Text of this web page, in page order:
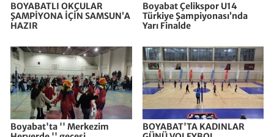
BOYABATLI OKÇULAR
ŞAMPİYONA İÇİN SAMSUN’A
HAZIR
Boyabat Çelikspor U14
Türkiye Şampiyonası’nda
Yarı Finalde
Boyabat'ta '' Merkezim
BOYABAT'TA KADINLAR